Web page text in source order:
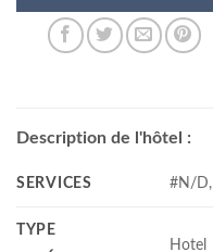
Description de l'hôtel :
SERVICES #N/D,
TYPE
Hotel